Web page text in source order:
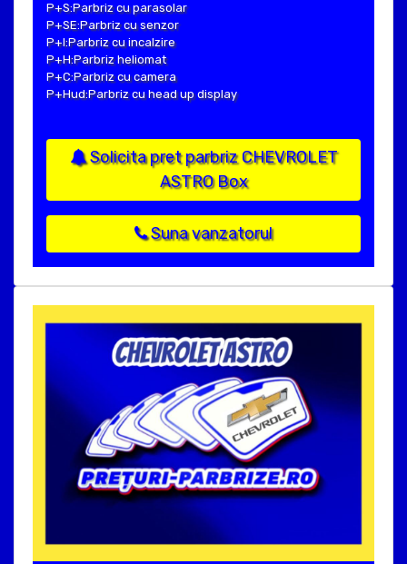
P+S:Parbriz cu parasolar
P+SE:Parbriz cu senzor
P+I:Parbriz cu incalzire
P+H:Parbriz heliomat
P+C:Parbriz cu camera
P+Hud:Parbriz cu head up display
Solicita pret parbriz CHEVROLET
ASTRO Box
Suna vanzatorul